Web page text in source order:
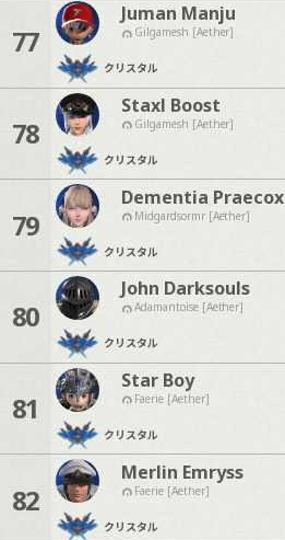
77
Juman Manju
Gilgamesh [Aether]
クリスタル
78
Staxl Boost
Gilgamesh [Aether]
クリスタル
79
Dementia Praecox
Midgardsormr [Aether]
クリスタル
80
John Darksouls
Adamantoise [Aether]
クリスタル
81
Star Boy
Faerie [Aether]
クリスタル
82
Merlin Emryss
Faerie [Aether]
クリスタル